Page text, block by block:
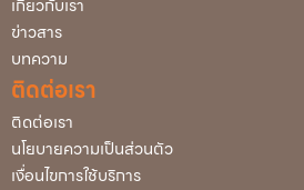
เกี่ยวกับเรา
ข่าวสาร
บทความ
ติดต่อเรา
ติดต่อเรา
นโยบายความเป็นส่วนตัว
เงื่อนไขการใช้บริการ